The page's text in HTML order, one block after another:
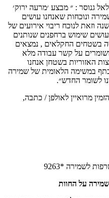
גנוסר : ״ מבצע ׳מרעה ירוק׳
ונוכחות שאנחנו עושים
וזאת לנוכח ריבוי אירועים של
שימוש ברחפנים שנותנים
בשטחים החקלאים , נמצאים
ושומרים על קשר עבודה מלא
האזוריות בשטחן אנחנו
כתף במשימה הלאומית של שמירה
לשומר החדש״.
מרואיין לאולפן / כתבה,
לשמירה *9263
על החוות